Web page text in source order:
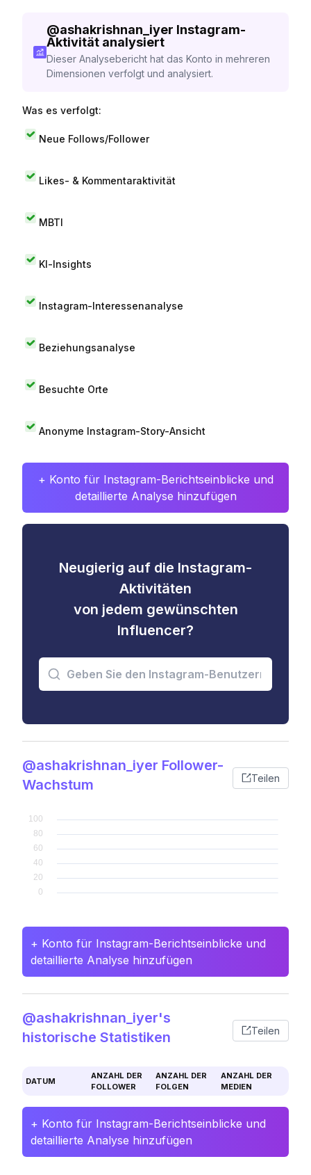
@ashakrishnan_iyer Instagram-
Aktivität analysiert
Dieser Analysebericht hat das Konto in mehreren
Dimensionen verfolgt und analysiert.
Was es verfolgt:
Neue Follows/Follower
Likes- & Kommentaraktivität
MBTI
KI-Insights
Instagram-Interessenanalyse
Beziehungsanalyse
Besuchte Orte
Anonyme Instagram-Story-Ansicht
+ Konto für Instagram-Berichtseinblicke und
detaillierte Analyse hinzufügen
Neugierig auf die Instagram-
Aktivitäten
von jedem gewünschten
Influencer?
@ashakrishnan_iyer Follower-
Wachstum
Teilen
+ Konto für Instagram-Berichtseinblicke und
detaillierte Analyse hinzufügen
@ashakrishnan_iyer's
historische Statistiken
Teilen
DATUM
ANZAHL DER
FOLLOWER
ANZAHL DER
FOLGEN
ANZAHL DER
MEDIEN
+ Konto für Instagram-Berichtseinblicke und
detaillierte Analyse hinzufügen